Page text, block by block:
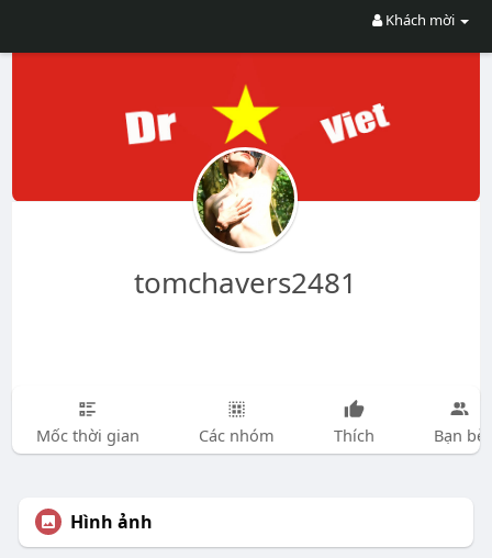
Khách mời
tomchavers2481
Mốc thời gian Các nhóm Thích Bạn bè
Hình ảnh